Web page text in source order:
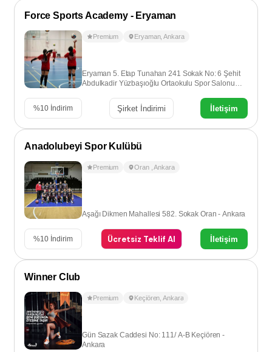
Force Sports Academy - Eryaman
Premium Eryaman,Ankara
Eryaman 5. Etap Tunahan 241 Sokak No: 6 Şehit
Abdulkadir Yüzbaşıoğlu Ortaokulu Spor Salonu
%10 İndirim Şirket İndirimi İletişim
Anadolubeyi Spor Kulübü
Premium Oran ,Ankara
Aşağı Dikmen Mahallesi 582. Sokak Oran - Ankara
%10 İndirim Ücretsiz Teklif Al İletişim
Winner Club
Premium Keçiören ,Ankara
Gün Sazak Caddesi No: 111/ A-B Keçiören -
Ankara